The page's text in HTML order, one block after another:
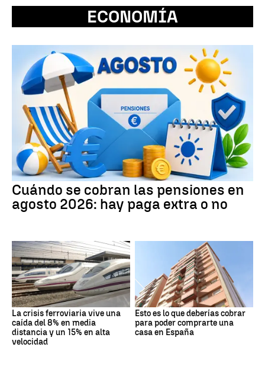
ECONOMÍA
Cuándo se cobran las pensiones en
agosto 2026: hay paga extra o no
La crisis ferroviaria vive una
caída del 8% en media
distancia y un 15% en alta
velocidad
Esto es lo que deberías cobrar
para poder comprarte una
casa en España